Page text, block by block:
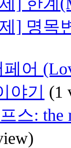
] 명목
어
야기
(1
스: